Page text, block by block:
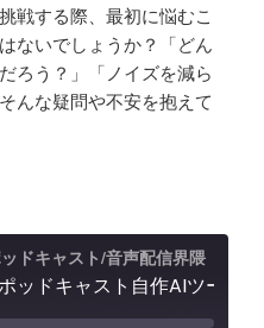
Apple Podcasts
Spotify
戦する際、最初に悩むこ
ないでしょうか？「どん
ろう？」「ノイズを減ら
んな疑問や不安を抱えて
ドキャスト/音声配信界隈